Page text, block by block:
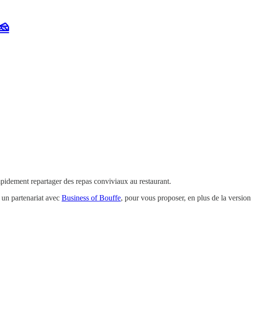
repartager des repas conviviaux au restaurant.
partenariat avec Business of Bouffe, pour vous proposer, en plus de la version